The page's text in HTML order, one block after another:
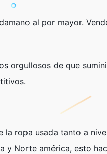
al por mayor.
orgullosos de que
ropa usada tanto a
y Norte américa, esto